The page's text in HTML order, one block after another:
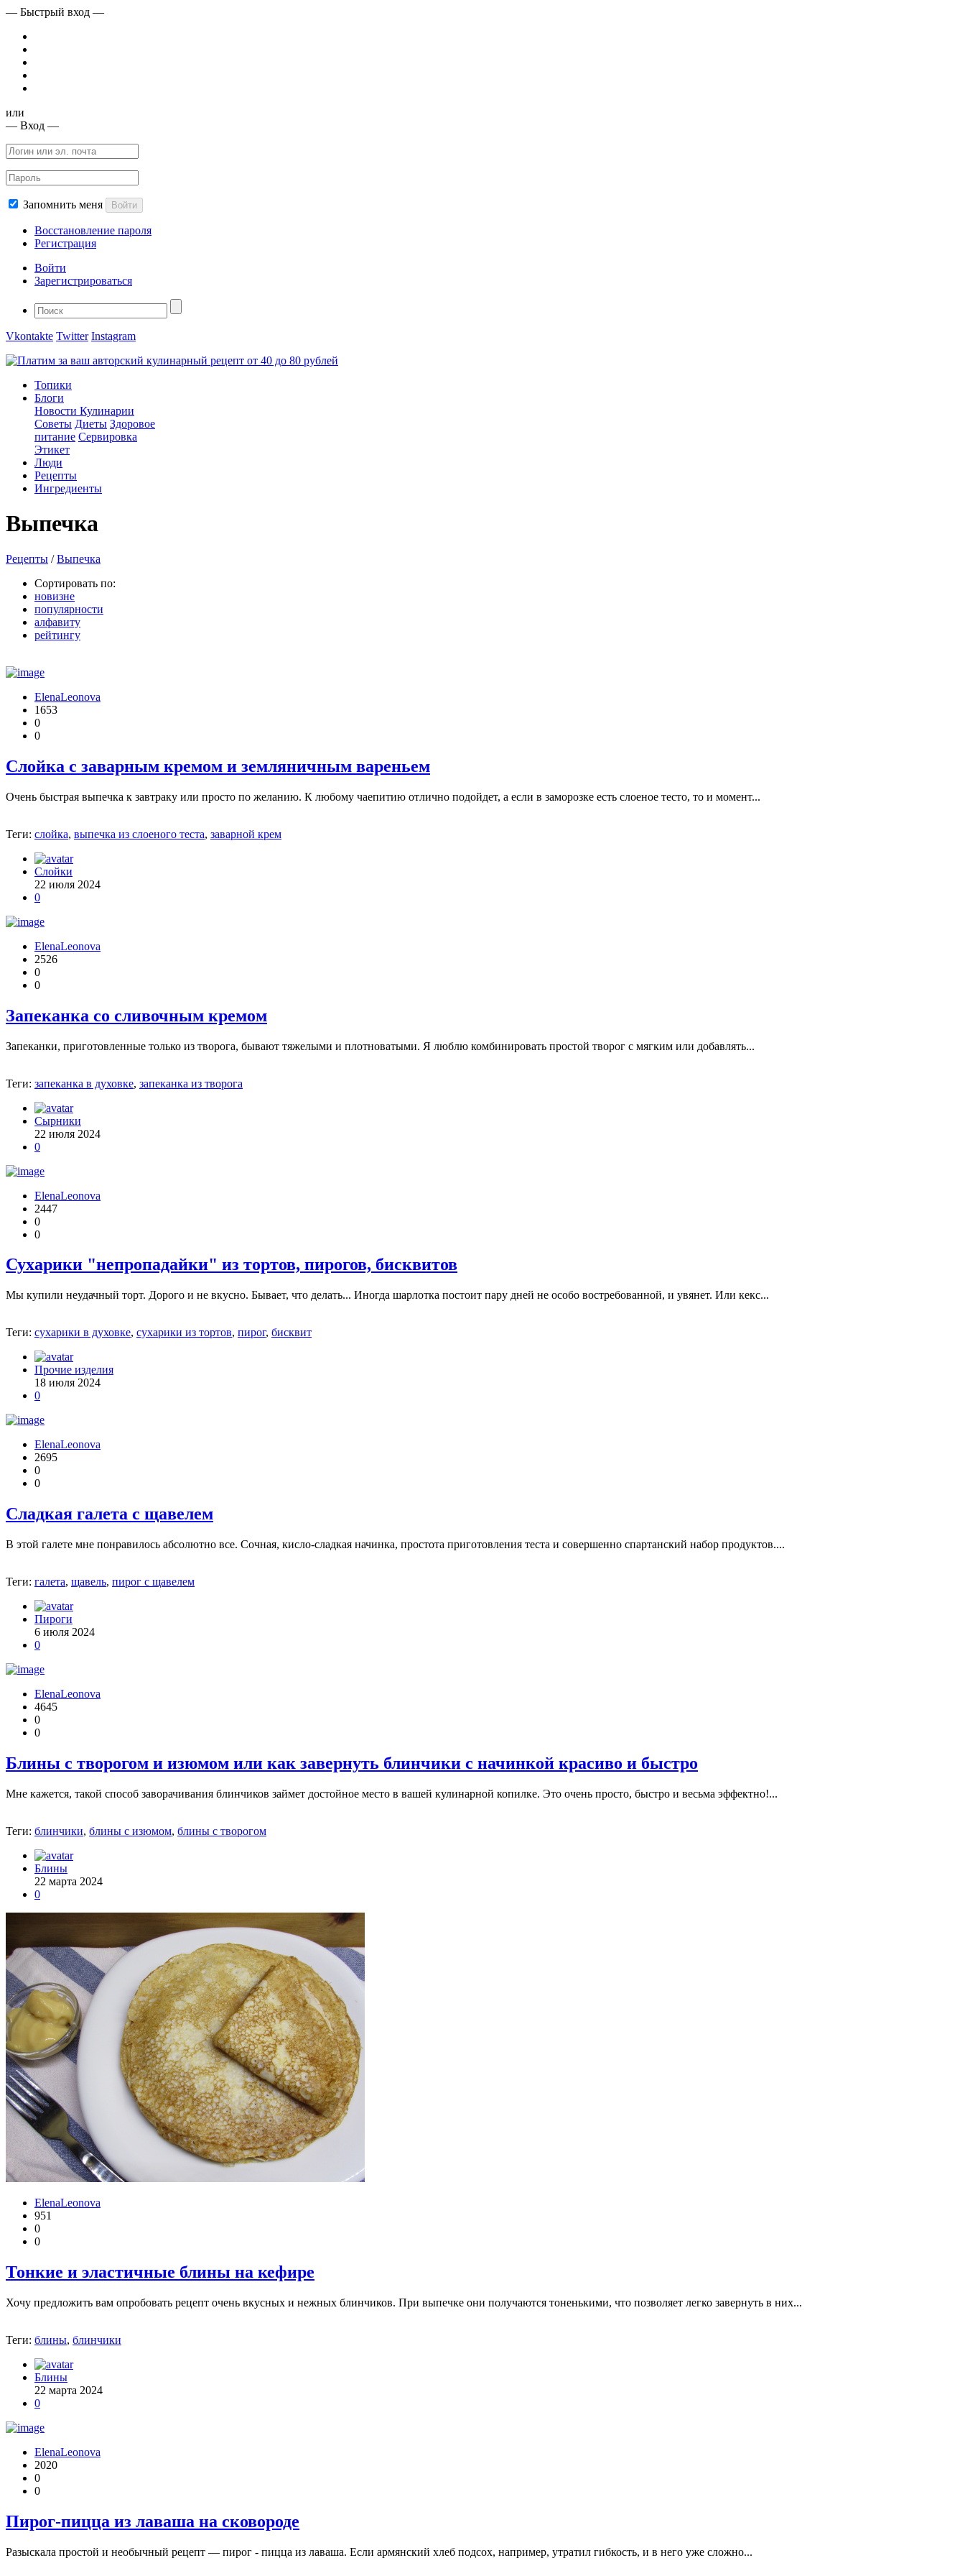
— Быстрый вход —
или
— Вход —
Запомнить меня Войти
Восстановление пароля
Регистрация
Войти
Зарегистрироваться
Vkontakte Twitter Instagram
Топики
Блоги
Новости Кулинарии
Советы Диеты Здоровое
питание Сервировка
Этикет
Люди
Рецепты
Ингредиенты
Выпечка
Рецепты /Выпечка
Сортировать по:
новизне
популярности
алфавиту
рейтингу
ElenaLeonova
1653
0
0
Слойка с заварным кремом и земляничным вареньем
Очень быстрая выпечка к завтраку или просто по желанию. К любому чаепитию отлично подойдет, а если в заморозке есть слоеное тесто, то и момент...
Теги: слойка, выпечка из слоеного теста, заварной крем
Слойки
22 июля 2024
0
ElenaLeonova
2526
0
0
Запеканка со сливочным кремом
Запеканки, приготовленные только из творога, бывают тяжелыми и плотноватыми. Я люблю комбинировать простой творог с мягким или добавлять...
Теги: запеканка в духовке, запеканка из творога
Сырники
22 июля 2024
0
ElenaLeonova
2447
0
0
Сухарики "непропадайки" из тортов, пирогов, бисквитов
Мы купили неудачный торт. Дорого и не вкусно. Бывает, что делать... Иногда шарлотка постоит пару дней не особо востребованной, и увянет. Или кекс...
Теги: сухарики в духовке, сухарики из тортов, пирог, бисквит
Прочие изделия
18 июля 2024
0
ElenaLeonova
2695
0
0
Сладкая галета с щавелем
В этой галете мне понравилось абсолютно все. Сочная, кисло-сладкая начинка, простота приготовления теста и совершенно спартанский набор продуктов....
Теги: галета, щавель, пирог с щавелем
Пироги
6 июля 2024
0
ElenaLeonova
4645
0
0
Блины с творогом и изюмом или как завернуть блинчики с начинкой красиво и быстро
Мне кажется, такой способ заворачивания блинчиков займет достойное место в вашей кулинарной копилке. Это очень просто, быстро и весьма эффектно!...
Теги: блинчики, блины с изюмом, блины с творогом
Блины
22 марта 2024
0
ElenaLeonova
951
0
0
Тонкие и эластичные блины на кефире
Хочу предложить вам опробовать рецепт очень вкусных и нежных блинчиков. При выпечке они получаются тоненькими, что позволяет легко завернуть в них...
Теги: блины, блинчики
Блины
22 марта 2024
0
ElenaLeonova
2020
0
0
Пирог-пицца из лаваша на сковороде
Разыскала простой и необычный рецепт — пирог - пицца из лаваша. Если армянский хлеб подсох, например, утратил гибкость, и в него уже сложно...